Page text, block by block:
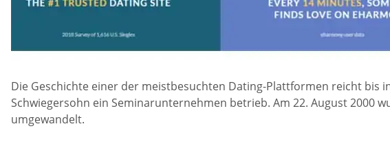
Die Geschichte einer der meistbesuchten Dating-Plattformen reicht bis
Schwiegersohn ein Seminarunternehmen betrieb. Am 22. August
umgewandelt.